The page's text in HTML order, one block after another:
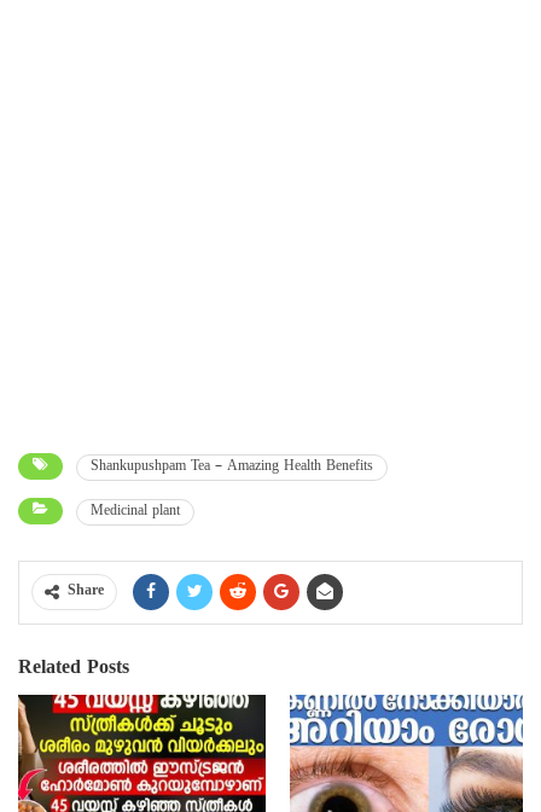
Shankupushpam Tea – Amazing Health Benefits
Medicinal plant
Share
Related Posts